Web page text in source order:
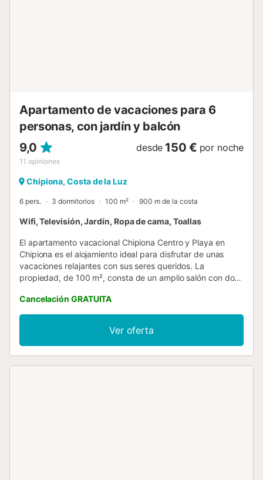
Apartamento de vacaciones para 6
personas, con jardín y balcón
9,0
11 opiniones
desde 150 € por noche
Chipiona, Costa de la Luz
6 pers. 3 dormitorios 100 m² 900 m de la costa
Wifi, Televisión, Jardín, Ropa de cama, Toallas
El apartamento vacacional Chipiona Centro y Playa en
Chipiona es el alojamiento ideal para disfrutar de unas
vacaciones relajantes con sus seres queridos. La
propiedad, de 100 m², consta de un amplio salón con dos
totalmente equipada con lavadora, tres dormitorios con
ventilador de techo y mando a distancia, y dos baños
completos, lo que permite alojar hasta seis personas. Entre
los servicios adicionales se incluyen Wi-Fi y una smart TV
con servicios de streaming. El alojamiento ofrece un
Cancelación GRATUITA
Ver oferta